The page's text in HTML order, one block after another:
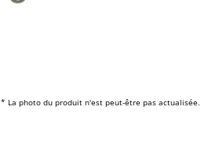
* La photo du produit n'est peut-être pas actualisée.